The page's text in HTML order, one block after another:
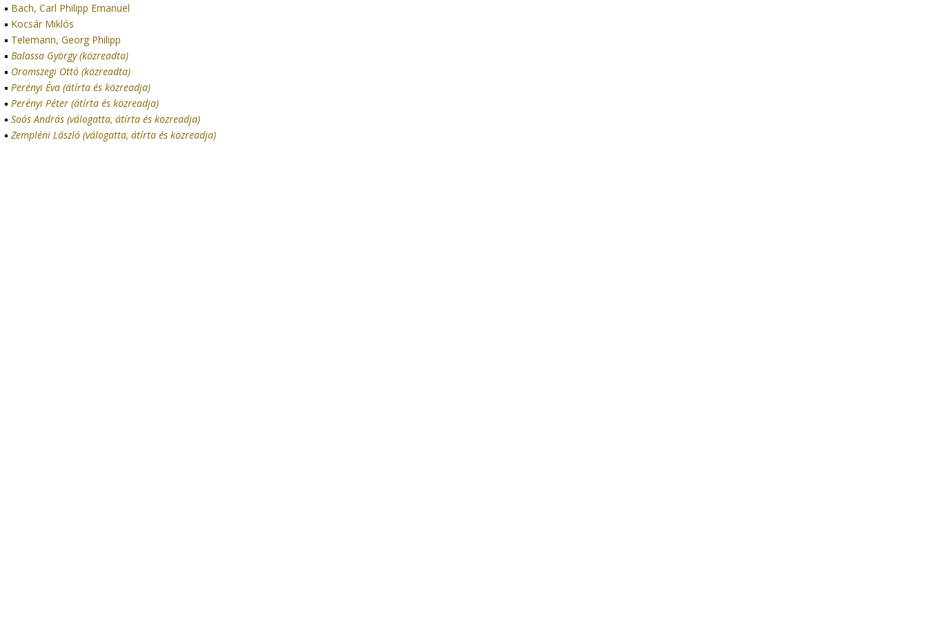
Bach, Carl Philipp Emanuel
Kocsár Miklós
Telemann, Georg Philipp
Balassa György (közreadta)
Oromszegi Ottó (közreadta)
Perényi Éva (átírta és közreadja)
Perényi Péter (átírta és közreadja)
Soós András (válogatta, átírta és közreadja)
Zempléni László (válogatta, átírta és közreadja)